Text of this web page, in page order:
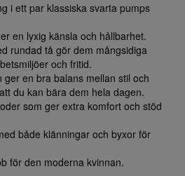
i ett par klassiska svarta pumps
en lyxig känsla och hållbarhet.
rundad tå gör dem mångsidiga
och fritid.
ger en bra balans mellan stil och
du kan bära dem hela dagen.
som ger extra komfort och stöd
både klänningar och byxor för
för den moderna kvinnan.